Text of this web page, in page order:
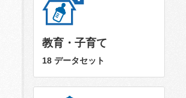
教育・子育て
18 データセット